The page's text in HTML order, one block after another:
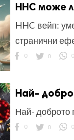
HHC може
HHC вейп:
странични
0 0 0
Най-
Най- доброто
0 0 0